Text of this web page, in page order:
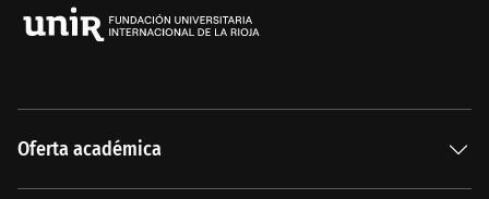
Oferta académica